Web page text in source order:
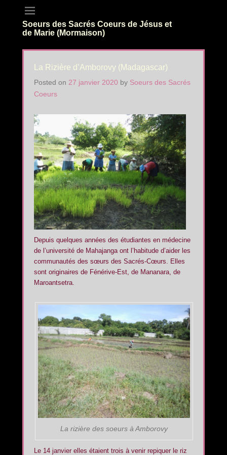
Soeurs des Sacrés Coeurs de Jésus et
de Marie (Mormaison)
La Rizière d’Amborovy (Madagascar)
Posted on 27 janvier 2020 by Soeurs des Sacrés
Coeurs
Depuis quelques années des étudiantes en médecine
de l’université de Mahajanga ont l’habitude d’aider les
communautés des sœurs des Sacrés-Cœurs. Elles
sont originaires de Fénérive-Est, de Mananara, de
Maroantsetra.
La rizière des soeurs à Amborovy
Le 14 janvier elles étaient trois à venir repiquer le riz